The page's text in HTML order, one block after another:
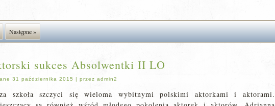
Następne »
sukces Absolwentki II LO
31 października 2015 | przez admin2
szkoła szczyci się wieloma wybitnymi polskimi aktorkami i aktorami.